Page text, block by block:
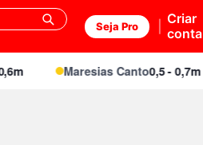
Seja Pro
Criar
conta
Maresias Canto0,5 - 0,7m